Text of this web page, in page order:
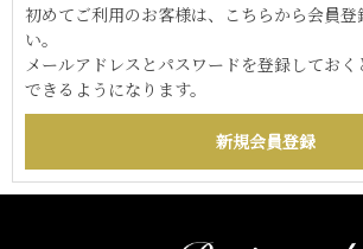
初めてご利用のお客様は、こちらから会員登
い。
メールアドレスとパスワードを登録してお
できるようになります。